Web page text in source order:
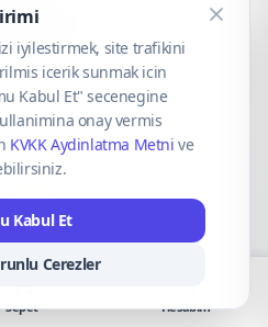
Tüm hakları saklıdır.
Mastercard
iyilestirmek, site trafikini
icerik sunmak icin
Kabul Et" secenegine
onay vermis
KVKK Aydinlatma Metni ve
Kabul Et
Cerezler
Sepet Hesabım